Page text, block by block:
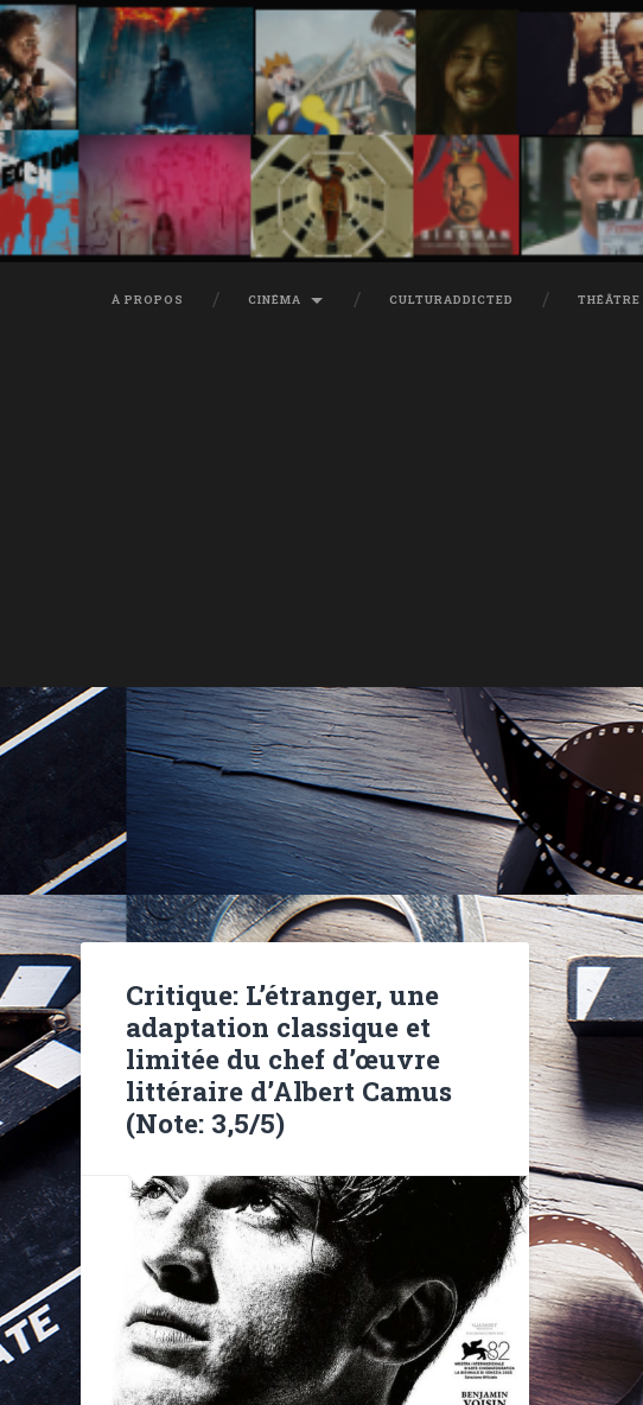
À PROPOS CINÉMA CULTURADDICTED THÉÂTRE
Critique: L’étranger, une
adaptation classique et
limitée du chef d’œuvre
littéraire d’Albert Camus
(Note: 3,5/5)